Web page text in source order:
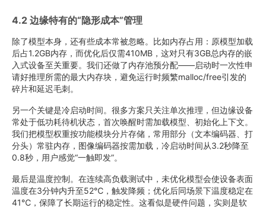
4.2 边缘特有的“隐形成本”管理
除了模型本身，还有些成本常被忽略。比如内存占用：原模型加载
后占1.2GB内存，而优化后仅需410MB，这对只有3GB总内存的嵌
入式设备至关重要。我们还做了内存池预分配——启动时一次性申
请好推理所需的最大内存块，避免运行时频繁malloc/free引发的
碎片和延迟毛刺。
另一个关键是冷启动时间。很多方案只关注单次推理，但边缘设备
常处于低功耗待机状态，首次唤醒时需加载模型、初始化上下文。
我们把模型权重按功能模块分片存储，常用部分（文本编码器、打
分头）常驻内存，图像编码器按需加载，冷启动时间从3.2秒降至
0.8秒，用户感觉“一触即发”。
最后是温度控制。在连续高负载测试中，未优化模型会使设备表面
温度在3分钟内升至52℃，触发降频；优化后同场景下温度稳定在
41℃，保障了长期运行的稳定性。这看似是硬件问题，实则是软